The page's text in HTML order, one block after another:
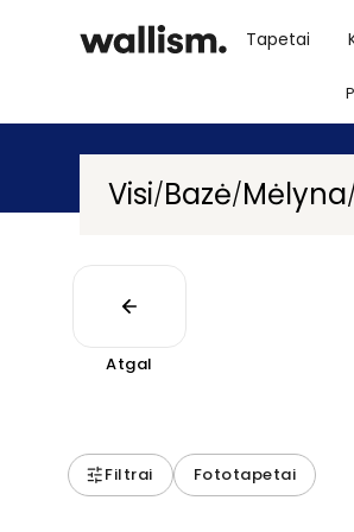
Tapetai
Visi/Bazė/Mėlyna
Atgal
Filtrai Fototapetai